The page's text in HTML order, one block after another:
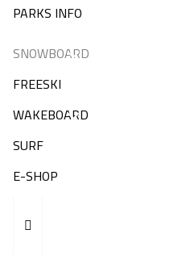
PARKS INFO
SNOWBOARD
FREESKI
WAKEBOARD
SURF
E-SHOP